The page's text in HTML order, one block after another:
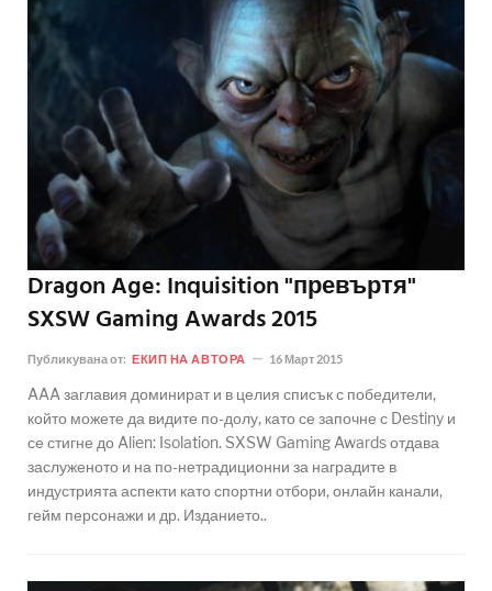
Dragon Age: Inquisition "превъртя"
SXSW Gaming Awards 2015
Публикувана от: ЕКИП НА АВТОРА 16 Март 2015
AAA заглавия доминират и в целия списък с победители,
който можете да видите по-долу, като се започне с Destiny и
се стигне до Alien: Isolation. SXSW Gaming Awards отдава
заслуженото и на по-нетрадиционни за наградите в
индустрията аспекти като спортни отбори, онлайн канали,
гейм персонажи и др. Изданието..